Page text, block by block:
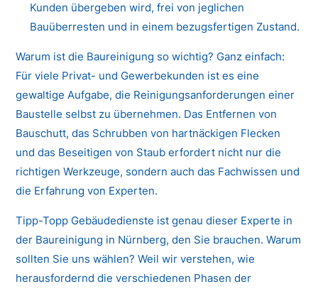
Kunden übergeben wird, frei von jeglichen
Bauüberresten und in einem bezugsfertigen Zustand.
Warum ist die Baureinigung so wichtig? Ganz einfach:
Für viele Privat- und Gewerbekunden ist es eine
gewaltige Aufgabe, die Reinigungsanforderungen einer
Baustelle selbst zu übernehmen. Das Entfernen von
Bauschutt, das Schrubben von hartnäckigen Flecken
und das Beseitigen von Staub erfordert nicht nur die
richtigen Werkzeuge, sondern auch das Fachwissen und
die Erfahrung von Experten.
Tipp-Topp Gebäudedienste ist genau dieser Experte in
der Baureinigung in Nürnberg, den Sie brauchen. Warum
sollten Sie uns wählen? Weil wir verstehen, wie
herausfordernd die verschiedenen Phasen der